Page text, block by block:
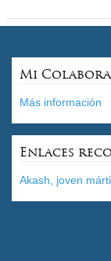
Mi
Más información
Enlaces
Akash, joven